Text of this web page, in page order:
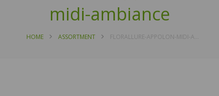
midi-ambiance
HOME ASSORTMENT